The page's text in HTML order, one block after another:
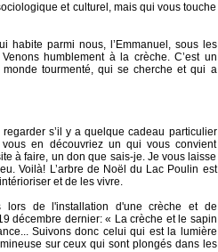
et culturel, mais qui vous touche
habite parmi nous, l’Emmanuel, sous les
humblement à la crèche. C’est un
tourmenté, qui se cherche et qui a
s’il y a quelque cadeau particulier
en découvriez un qui vous convient
à faire, un don que sais-je. Je vous laisse
Voilà! L’arbre de Noël du Lac Poulin est
et de les vivre.
lors de l'installation d'une crèche et de
décembre dernier: « La crèche et le sapin
Suivons donc celui qui est la lumière
sur ceux qui sont plongés dans les